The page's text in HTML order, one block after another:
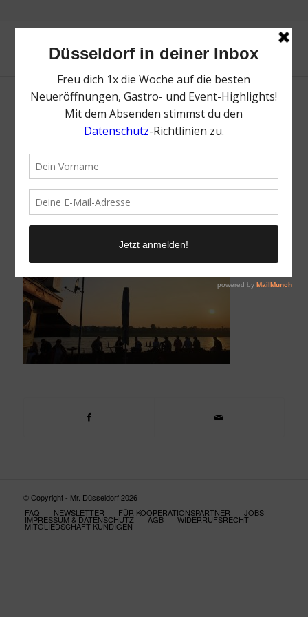
Fortuna Büdchen | Top Sonnenuntergänge
Foto: Mr. Düsseldorf
© Copyright - Mr. Düsseldorf 2026
FAQ
NEWSLETTER FÜR KOOPERATIONSPARTNER JOBS
IMPRESSUM & DATENSCHUTZ AGB WIDERRUFSRECHT
MITGLIEDSCHAFT KÜNDIGEN